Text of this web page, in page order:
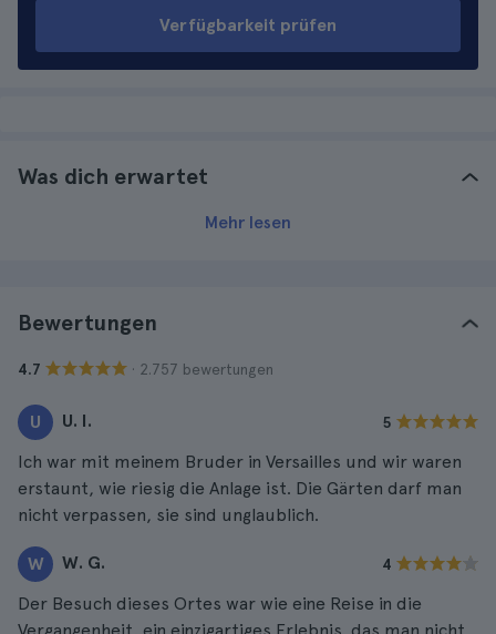
Verfügbarkeit prüfen
Was dich erwartet
Mehr lesen
Bewertungen
4.7 · 2.757 bewertungen
U U. I. 5
Ich war mit meinem Bruder in Versailles und wir waren
erstaunt, wie riesig die Anlage ist. Die Gärten darf man
nicht verpassen, sie sind unglaublich.
W W. G. 4
Der Besuch dieses Ortes war wie eine Reise in die